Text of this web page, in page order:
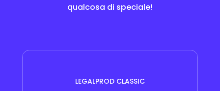
qualcosa di speciale!
LEGALPROD CLASSIC